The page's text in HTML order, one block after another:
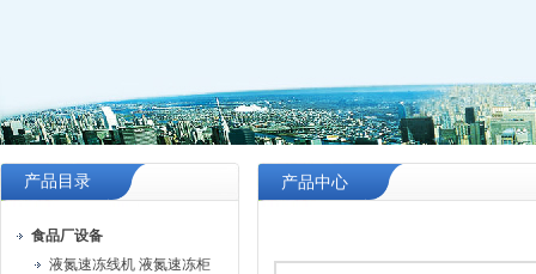
产品目录
食品厂设备
液氮速冻线机 液氮速冻柜
产品中心